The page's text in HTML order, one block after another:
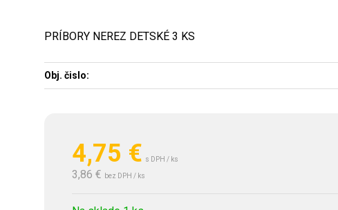
4,75 € s DPH / ks
3,86 € bez DPH / ks
PRÍBORY NEREZ DETSKÉ 3 KS
Obj. čislo: